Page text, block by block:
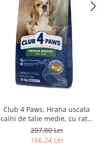
Club 4 Paws, Hrana uscata
caini de talie medie, cu rata,
14kg
207,80 Lei
166,24 Lei